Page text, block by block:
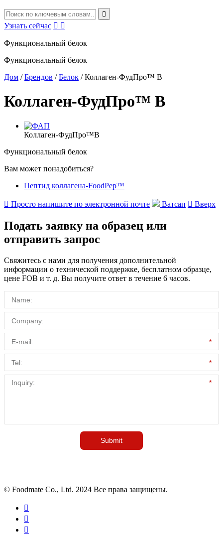
Узнать сейчас  
Функциональный белок
Функциональный белок
Дом /Брендов /Белок /Коллаген-ФудПро™ В
Коллаген-ФудПро™ В
Коллаген-ФудПро™В
Функциональный белок
Вам может понадобиться?
Пептид коллагена-FoodPep™
 Просто напишите по электронной почте Ватсап  Вверх
Подать заявку на образец или
отправить запрос
Свяжитесь с нами для получения дополнительной
информации о технической поддержке, бесплатном образце,
цене FOB и т. д. Вы получите ответ в течение 6 часов.
© Foodmate Co., Ltd. 2024 Все права защищены.


